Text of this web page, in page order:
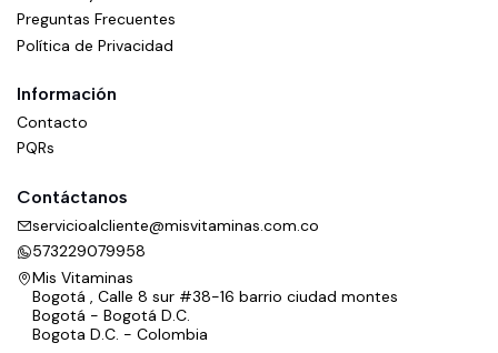
Preguntas Frecuentes
Política de Privacidad
Información
Contacto
PQRs
Contáctanos
servicioalcliente@misvitaminas.com.co
573229079958
Mis Vitaminas
Bogotá , Calle 8 sur #38-16 barrio ciudad montes
Bogotá - Bogotá D.C.
Bogota D.C. - Colombia